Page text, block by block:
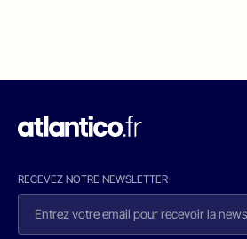
RECEVEZ NOTRE NEWSLETTER